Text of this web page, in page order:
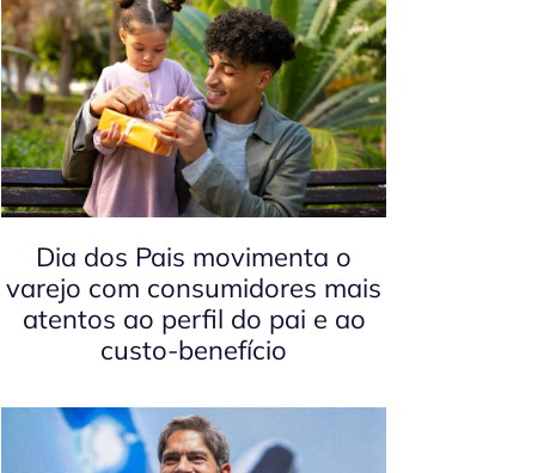
Dia dos Pais movimenta o
varejo com consumidores mais
atentos ao perfil do pai e ao
custo-benefício